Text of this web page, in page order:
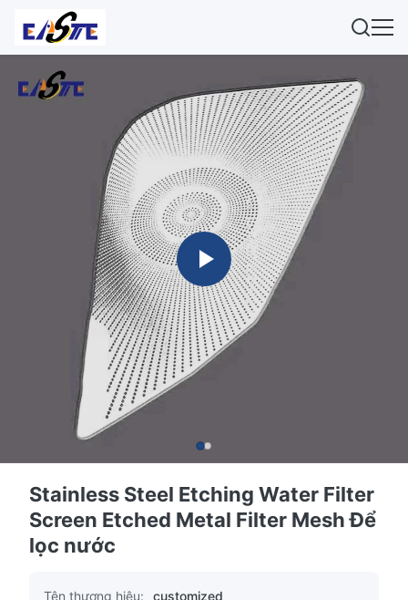
Stainless Steel Etching Water Filter
Screen Etched Metal Filter Mesh Để
lọc nước
Tên thương hiệu:
customized